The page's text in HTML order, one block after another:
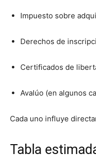
Impuesto sobre
Derechos de
Certificados de
Avalúo (en algunos
Cada uno influye
Tabla